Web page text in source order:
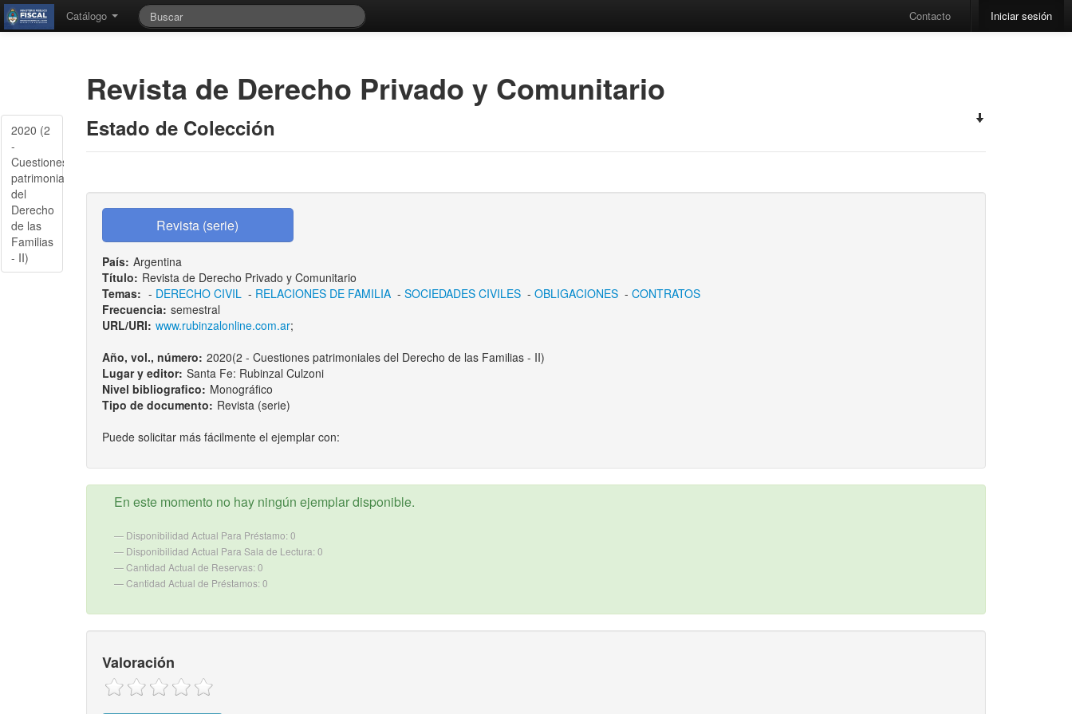
Catálogo Contacto Iniciar sesión
2020 (2
-
Cuestiones
patrimoniales
del
Derecho
de las
Familias
- II)
Revista de Derecho Privado y Comunitario
Estado de Colección
País: Argentina
Título: Revista de Derecho Privado y Comunitario
Temas: - DERECHO CIVIL- RELACIONES DE FAMILIA- SOCIEDADES CIVILES- OBLIGACIONES- CONTRATOS
Frecuencia: semestral
URL/URI: www.rubinzalonline.com.ar;
Año, vol., número: 2020(2 - Cuestiones patrimoniales del Derecho de las Familias - II)
Lugar y editor: Santa Fe: Rubinzal Culzoni
Nivel bibliografico: Monográfico
Tipo de documento: Revista (serie)
Puede solicitar más fácilmente el ejemplar con:
En este momento no hay ningún ejemplar disponible.
Disponibilidad Actual Para Préstamo: 0
Disponibilidad Actual Para Sala de Lectura: 0
Cantidad Actual de Reservas: 0
Cantidad Actual de Préstamos: 0
Valoración